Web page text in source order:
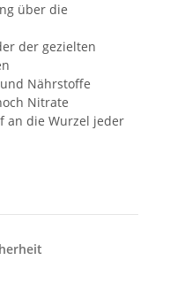
über die
der gezielten
Nährstoffe
Nitrate
an die Wurzel jeder